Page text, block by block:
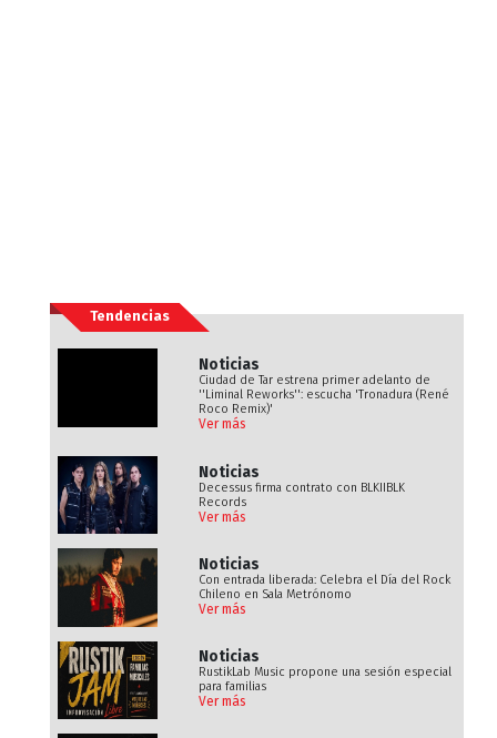
Tendencias
Noticias
Ciudad de Tar estrena primer adelanto de
''Liminal Reworks'': escucha 'Tronadura (René
Roco Remix)'
Ver más
Noticias
Decessus firma contrato con BLKIIBLK
Records
Ver más
Noticias
Con entrada liberada: Celebra el Día del Rock
Chileno en Sala Metrónomo
Ver más
Noticias
RustikLab Music propone una sesión especial
para familias
Ver más